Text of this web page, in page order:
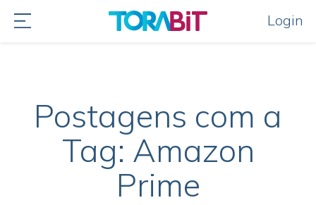
Login
Postagens com a
Tag: Amazon
Prime